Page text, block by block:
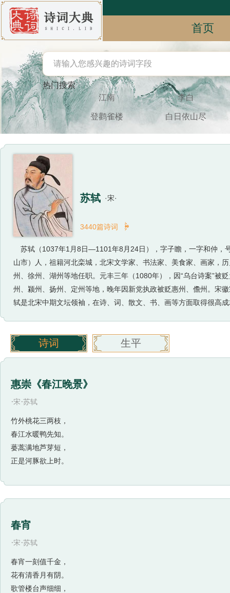
首页
热门搜索
江南
李白
登鹳雀楼 白日依山尽
苏轼 ·宋·
3440篇诗词
苏轼（1037年1月8日—1101年8月24日），字子瞻，一字和仲，
山市）人，祖籍河北栾城，北宋文学家、书法家、美食家、画家，
州、徐州、湖州等地任职。元丰三年（1080年），因“乌台诗案”被
州、颍州、扬州、定州等地，晚年因新党执政被贬惠州、儋州。宋
轼是北宋中期文坛领袖，在诗、词、散文、书、画等方面取得很高
诗词 生平
惠崇《春江晚景》
·宋·苏轼
竹外桃花三两枝，
春江水暖鸭先知。
蒌蒿满地芦芽短，
正是河豚欲上时。
春宵
·宋·苏轼
春宵一刻值千金，
花有清香月有阴。
歌管楼台声细细，